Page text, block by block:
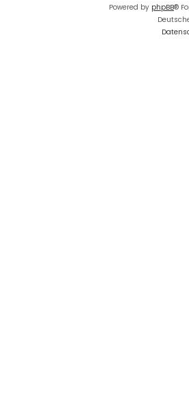
Powered by phpBB®